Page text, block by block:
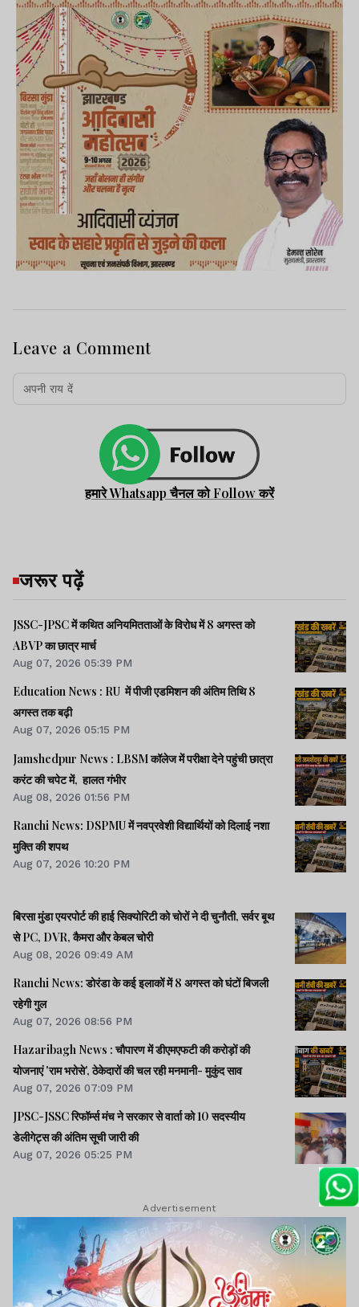
Leave a Comment
हमारे Whatsapp चैनल को Follow करें
जरूर पढ़ें
JSSC-JPSC में कथित अनियमितताओं के विरोध में 8 अगस्त को
ABVP का छात्र मार्च
Aug 07, 2026 05:39 PM
Education News : RU में पीजी एडमिशन की अंतिम तिथि 8
अगस्त तक बढ़ी
Aug 07, 2026 05:15 PM
Jamshedpur News : LBSM कॉलेज में परीक्षा देने पहुंची छात्रा
करंट की चपेट में, हालत गंभीर
Aug 08, 2026 01:56 PM
Ranchi News: DSPMU में नवप्रवेशी विद्यार्थियों को दिलाई नशा
मुक्ति की शपथ
Aug 07, 2026 10:20 PM
बिरसा मुंडा एयरपोर्ट की हाई सिक्योरिटी को चोरों ने दी चुनौती, सर्वर बूथ
से PC, DVR, कैमरा और केबल चोरी
Aug 08, 2026 09:49 AM
Ranchi News: डोरंडा के कई इलाकों में 8 अगस्त को घंटों बिजली
रहेगी गुल
Aug 07, 2026 08:56 PM
Hazaribagh News : चौपारण में डीएमएफटी की करोड़ों की
योजनाएं 'राम भरोसे', ठेकेदारों की चल रही मनमानी- मुकुंद साव
Aug 07, 2026 07:09 PM
JPSC-JSSC रिफॉर्म्स मंच ने सरकार से वार्ता को 10 सदस्यीय
डेलीगेट्स की अंतिम सूची जारी की
Aug 07, 2026 05:25 PM
Advertisement